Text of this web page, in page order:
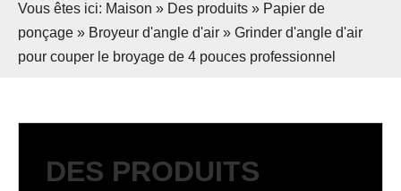
Vous êtes ici: Maison » Des produits » Papier de
ponçage » Broyeur d'angle d'air » Grinder d'angle d'air
pour couper le broyage de 4 pouces professionnel
DES PRODUITS